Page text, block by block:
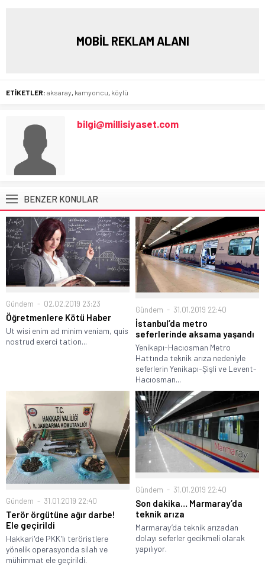
MOBİL REKLAM ALANI
ETİKETLER: aksaray, kamyoncu, köylü
bilgi@millisiyaset.com
BENZER KONULAR
Gündem 02.02.2019 23:23
Öğretmenlere Kötü Haber
Ut wisi enim ad minim veniam, quis
nostrud exerci tation...
Gündem 31.01.2019 22:40
İstanbul’da metro
seferlerinde aksama yaşandı
Yenikapı-Hacıosman Metro
Hattında teknik arıza nedeniyle
seferlerin Yenikapı-Şişli ve Levent-
Hacıosman...
Gündem 31.01.2019 22:40
Terör örgütüne ağır darbe!
Ele geçirildi
Hakkari'de PKK'lı teröristlere
yönelik operasyonda silah ve
mühimmat ele geçirildi.
Gündem 31.01.2019 22:40
Son dakika… Marmaray’da
teknik arıza
Marmaray’da teknik arızadan
dolayı seferler gecikmeli olarak
yapılıyor.